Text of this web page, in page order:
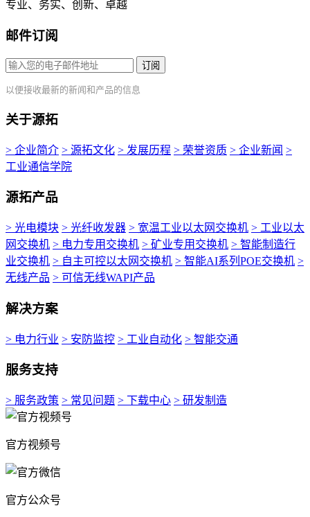
专业、务实、创新、卓越
邮件订阅
订阅
以便接收最新的新闻和产品的信息
关于源拓
> 企业简介 > 源拓文化 > 发展历程 > 荣誉资质 > 企业新闻 >
工业通信学院
源拓产品
> 光电模块 > 光纤收发器 > 宽温工业以太网交换机 > 工业以太
网交换机 > 电力专用交换机 > 矿业专用交换机 > 智能制造行
业交换机 > 自主可控以太网交换机 > 智能AI系列POE交换机 >
无线产品 > 可信无线WAPI产品
解决方案
> 电力行业 > 安防监控 > 工业自动化 > 智能交通
服务支持
> 服务政策 > 常见问题 > 下载中心 > 研发制造
官方视频号
官方公众号